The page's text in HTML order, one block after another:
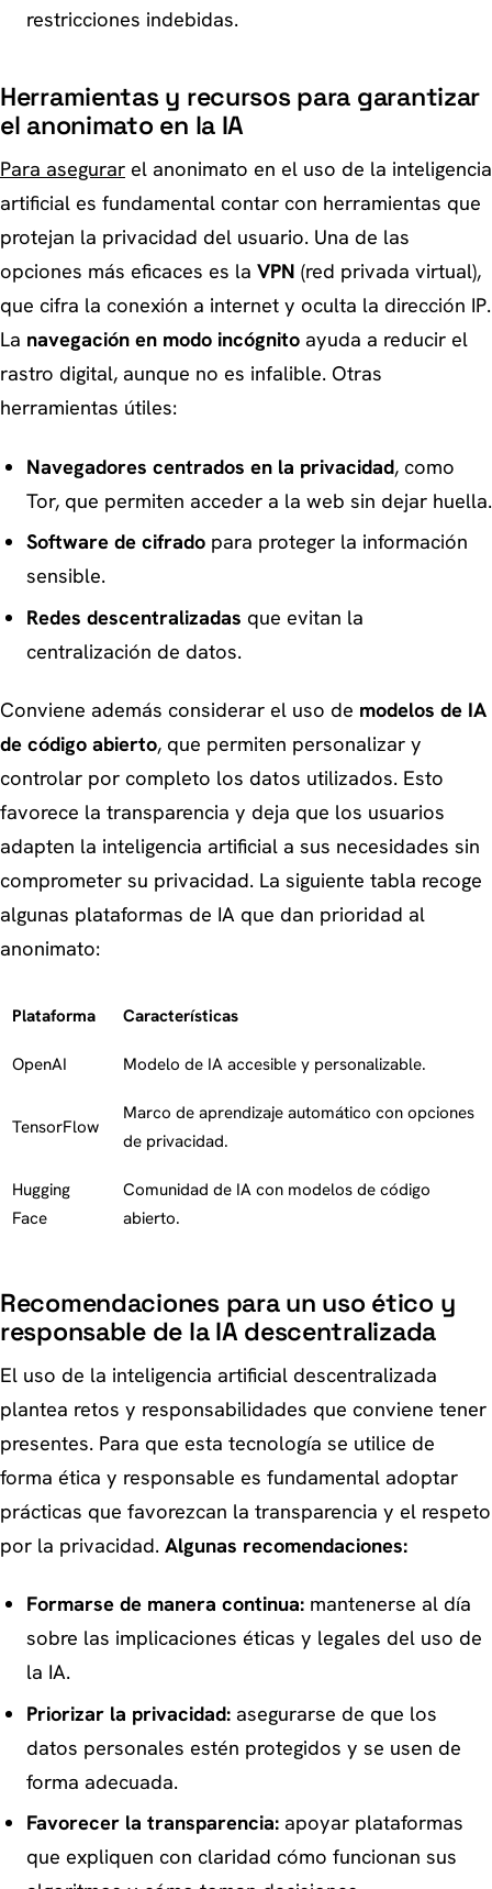
restricciones indebidas.
Herramientas y recursos para garantizar
el anonimato en la IA
Para asegurar el anonimato en el uso de la inteligencia
artificial es fundamental contar con herramientas que
protejan la privacidad del usuario. Una de las
opciones más eficaces es la VPN (red privada virtual),
que cifra la conexión a internet y oculta la dirección IP.
La navegación en modo incógnito ayuda a reducir el
rastro digital, aunque no es infalible. Otras
herramientas útiles:
Navegadores centrados en la privacidad, como
Tor, que permiten acceder a la web sin dejar huella.
Software de cifradopara proteger la información
sensible.
Redes descentralizadas que evitan la
centralización de datos.
Conviene además considerar el uso de modelos de IA
de código abierto, que permiten personalizar y
controlar por completo los datos utilizados. Esto
favorece la transparencia y deja que los usuarios
adapten la inteligencia artificial a sus necesidades sin
comprometer su privacidad. La siguiente tabla recoge
algunas plataformas de IA que dan prioridad al
anonimato:
Plataforma Características
OpenAI Modelo de IA accesible y personalizable.
TensorFlow
Marco de aprendizaje automático con opciones
de privacidad.
Hugging
Face
Comunidad de IA con modelos de código
abierto.
Recomendaciones para un uso ético y
responsable de la IA descentralizada
El uso de la inteligencia artificial descentralizada
plantea retos y responsabilidades que conviene tener
presentes. Para que esta tecnología se utilice de
forma ética y responsable es fundamental adoptar
prácticas que favorezcan la transparencia y el respeto
por la privacidad. Algunas recomendaciones:
Formarse de manera continua:mantenerse al día
sobre las implicaciones éticas y legales del uso de
la IA.
Priorizar la privacidad:asegurarse de que los
datos personales estén protegidos y se usen de
forma adecuada.
Favorecer la transparencia:apoyar plataformas
que expliquen con claridad cómo funcionan sus